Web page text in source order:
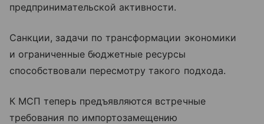
предпринимательской активности.
Санкции, задачи по трансформации экономики
и ограниченные бюджетные ресурсы
способствовали пересмотру такого подхода.
К МСП теперь предъявляются встречные
требования по импортозамещению